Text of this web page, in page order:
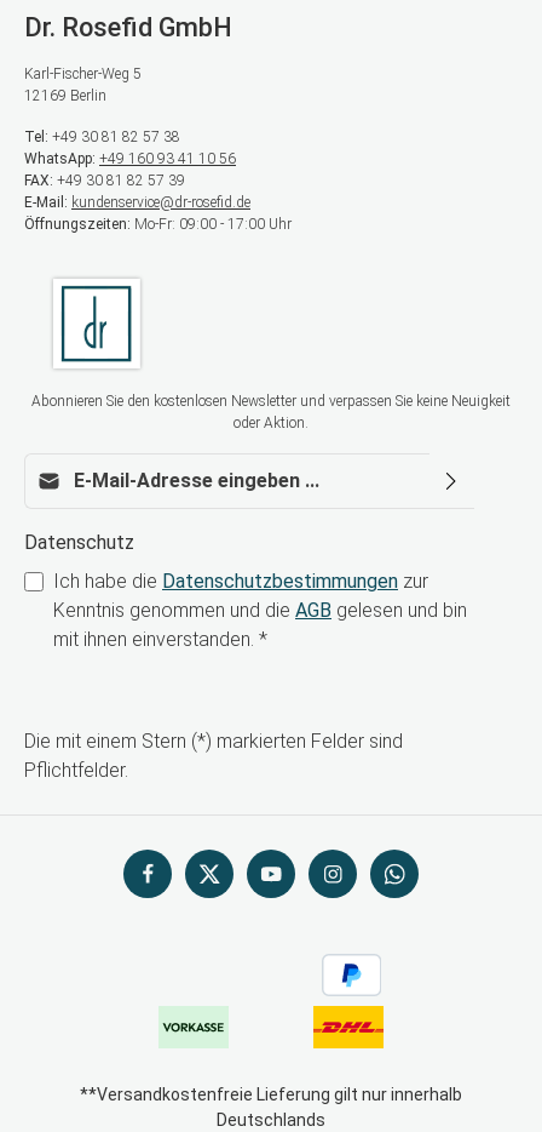
Dr. Rosefid GmbH
Karl-Fischer-Weg 5
12169 Berlin
Tel: +49 30 81 82 57 38
WhatsApp: +49 160 93 41 10 56
FAX: +49 30 81 82 57 39
E-Mail: kundenservice@dr-rosefid.de
Öffnungszeiten: Mo-Fr: 09:00 - 17:00 Uhr
Abonnieren Sie den kostenlosen Newsletter und verpassen Sie keine Neuigkeit
oder Aktion.
Datenschutz
Ich habe die Datenschutzbestimmungen zur
Kenntnis genommen und die AGB gelesen und bin
mit ihnen einverstanden. *
Die mit einem Stern (*) markierten Felder sind
Pflichtfelder.
**Versandkostenfreie Lieferung gilt nur innerhalb
Deutschlands